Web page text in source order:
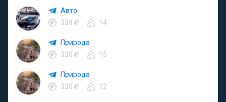
Авто
339 ₽
14
Природа
330 ₽
15
Природа
330 ₽
12